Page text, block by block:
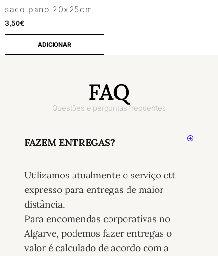
saco pano 20x25cm
3,50€
ADICIONAR
FAQ
Questões e perguntas frequentes
FAZEM ENTREGAS?
Utilizamos atualmente o serviço ctt
expresso para entregas de maior
distância.
Para encomendas corporativas no
Algarve, podemos fazer entregas o
valor é calculado de acordo com a